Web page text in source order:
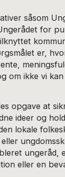
såsom
for
er,
om ikke vi
opgave at
ideer og
lokale
ungeråd,
eller en